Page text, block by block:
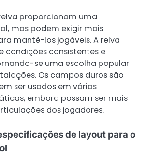
proporcionam uma
mas podem exigir mais
mantê-los jogáveis. A relva
condições consistentes e
se uma escolha popular
Os campos duros são
ser usados em várias
embora possam ser mais
dos jogadores.
de layout para o